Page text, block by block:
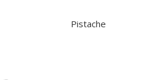
Pistache